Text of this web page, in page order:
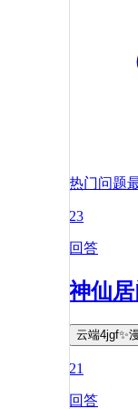
热门问题
23
回答
神仙
云端4jgf✨
21
回答